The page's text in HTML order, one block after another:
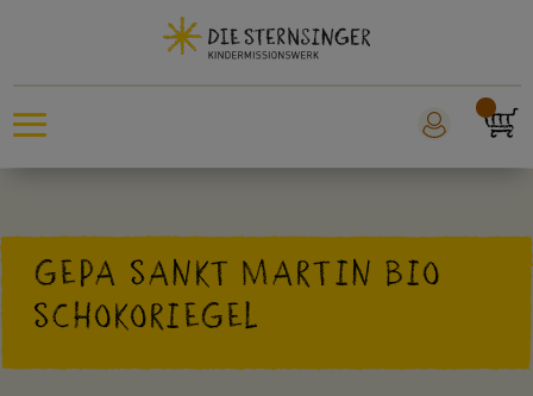
Sankt Martin
Weltmissionstag der Kinder
GEPA SANKT MARTIN BIO
SCHOKORIEGEL